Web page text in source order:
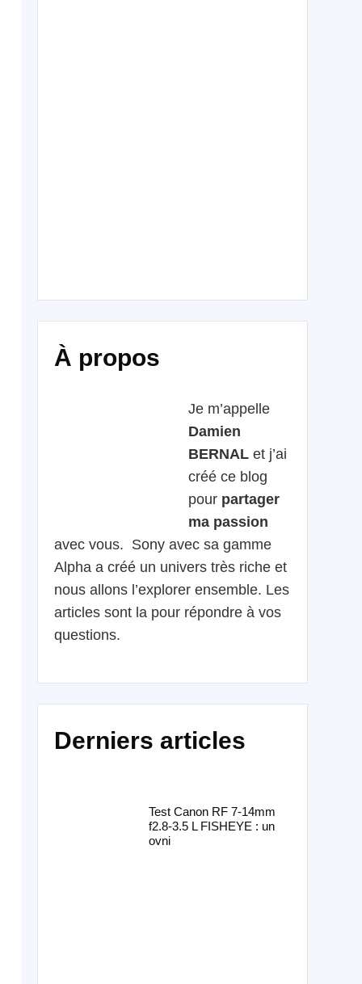
À propos
Je m’appelle
Damien
BERNAL et j’ai
créé ce blog
pour partager
ma passion
avec vous. Sony avec sa gamme
Alpha a créé un univers très riche et
nous allons l’explorer ensemble. Les
articles sont la pour répondre à vos
questions.
Derniers articles
Test Canon RF 7-14mm
f2.8-3.5 L FISHEYE : un
ovni